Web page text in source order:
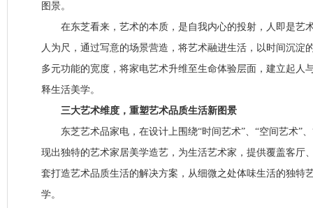
图景。
在东芝看来，艺术的本质，是自我内心的投射，人即是艺
人为尺，通过写意的场景营造，将艺术融进生活，以时间沉淀
多元功能的宽度，将家电艺术升维至生命体验层面，建立起人
释生活美学。
三大艺术维度，重塑艺术品质生活新图景
东芝艺术品家电，在设计上围绕“时间艺术”、“空间艺术”、
现出独特的艺术家居美学造艺，为生活艺术家，提供覆盖客厅
套打造艺术品质生活的解决方案，从细微之处体味生活的独特
学。